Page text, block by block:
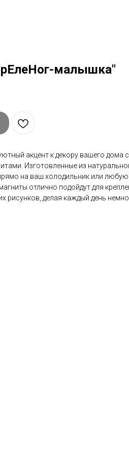
малышка"
акцент к декору вашего дома
Изготовленные из
на ваш холодильник или
отлично подойдут для
рисунков, делая каждый день